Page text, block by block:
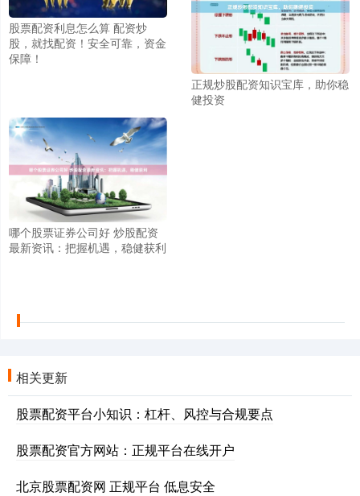
股票配资利息怎么算 配资炒
股，就找配资！安全可靠，资金
保障！
正规炒股配资知识宝库，助你稳
健投资
哪个股票证券公司好 炒股配资
最新资讯：把握机遇，稳健获利
相关更新
股票配资平台小知识：杠杆、风控与合规要点
股票配资官方网站：正规平台在线开户
北京股票配资网 正规平台 低息安全